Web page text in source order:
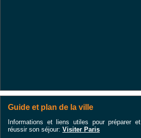
Guide et plan de la ville
Informations et liens utiles pour préparer et
réussir son séjour: Visiter Paris